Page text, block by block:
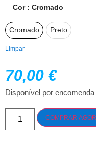
Cor: Cromado
Cromado Preto
Limpar
70,00 €
Disponível por encomenda
COMPRAR